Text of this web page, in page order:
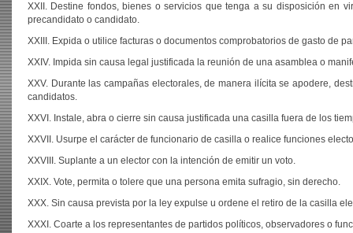
XXII. Destine fondos, bienes o servicios que tenga a su disposición en
precandidato o candidato.
XXIII. Expida o utilice facturas o documentos comprobatorios de gasto de
XXIV. Impida sin causa legal justificada la reunión de una asamblea o
XXV. Durante las campañas electorales, de manera ilícita se apodere,
candidatos.
XXVI. Instale, abra o cierre sin causa justificada una casilla fuera de los
XXVII. Usurpe el carácter de funcionario de casilla o realice funciones
XXVIII. Suplante a un elector con la intención de emitir un voto.
XXIX. Vote, permita o tolere que una persona emita sufragio, sin derecho.
XXX. Sin causa prevista por la ley expulse u ordene el retiro de la casilla
XXXI. Coarte a los representantes de partidos políticos, observadores o